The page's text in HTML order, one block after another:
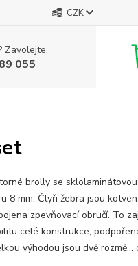
CZK
Zavolejte.
055
brolly se
8 mm. Čtyři žebra jsou
zpevňovací obručí. To
celé konstrukce,
výhodou jsou dvě rozmě...